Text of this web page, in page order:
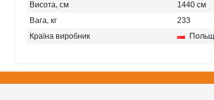
Висота, см
1440 см
Вага, кг
233
Країна виробник